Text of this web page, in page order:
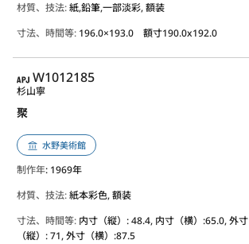
材質、技法:紙,鉛筆,一部淡彩, 額装
寸法、時間等: 196.0×193.0 額寸190.0x192.0
APJ
W1012185
聚
杉山寧
水野美術館
制作年: 1969年
材質、技法:紙本彩色, 額装
寸法、時間等: 内寸（縦）: 48.4, 内寸（横）:65.0, 外寸
（縦）: 71, 外寸（横）:87.5